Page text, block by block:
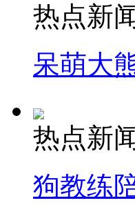
热点新
呆萌大
热点新
狗教练